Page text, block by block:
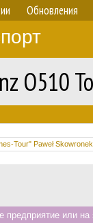
Обновления
O510
Tour" Paweł Skowronek
или на